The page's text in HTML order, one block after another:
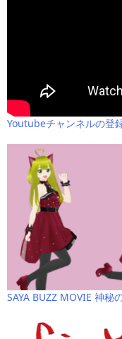
Youtubeチャンネルの登
SAYA BUZZ MOVIE 神秘